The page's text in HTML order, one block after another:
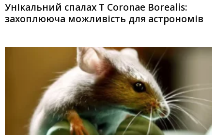
Унікальний спалах T Coronae Borealis:
захоплююча можливість для астрономів